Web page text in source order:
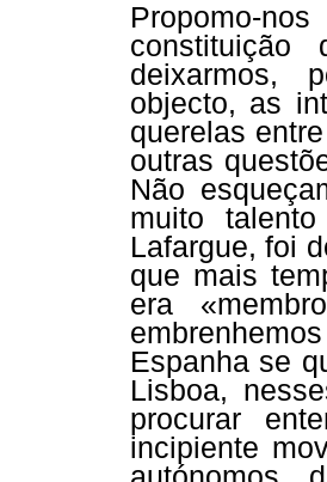
Propomo-
deixarmos,
objecto, as
querelas
outras
Não
muito
Lafargue, foi
que mais
era
Espanha se
Lisboa,
procurar
incipiente